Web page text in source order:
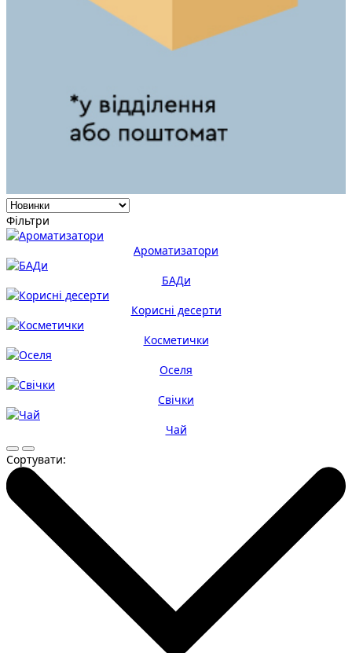
Фільтри
Ароматизатори
БАДи
Корисні десерти
Косметички
Оселя
Свічки
Чай
Сортувати: